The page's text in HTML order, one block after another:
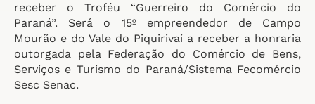
receber o Troféu “Guerreiro do Comércio do
Paraná”. Será o 15º empreendedor de Campo
Mourão e do Vale do Piquirivaí a receber a honraria
outorgada pela Federação do Comércio de Bens,
Serviços e Turismo do Paraná/Sistema Fecomércio
Sesc Senac.